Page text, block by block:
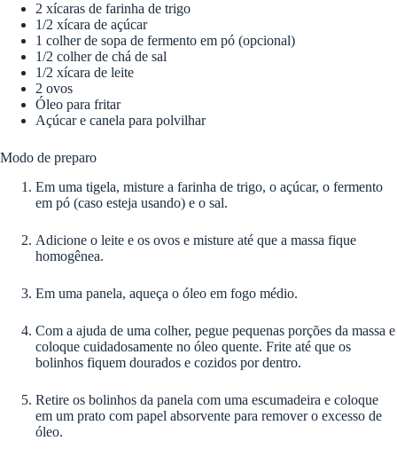
2 xícaras de farinha de trigo
1/2 xícara de açúcar
1 colher de sopa de fermento em pó (opcional)
1/2 colher de chá de sal
1/2 xícara de leite
2 ovos
Óleo para fritar
Açúcar e canela para polvilhar
Modo de preparo
Em uma tigela, misture a farinha de trigo, o açúcar, o fermento
em pó (caso esteja usando) e o sal.
Adicione o leite e os ovos e misture até que a massa fique
homogênea.
Em uma panela, aqueça o óleo em fogo médio.
Com a ajuda de uma colher, pegue pequenas porções da massa e
coloque cuidadosamente no óleo quente. Frite até que os
bolinhos fiquem dourados e cozidos por dentro.
Retire os bolinhos da panela com uma escumadeira e coloque
em um prato com papel absorvente para remover o excesso de
óleo.